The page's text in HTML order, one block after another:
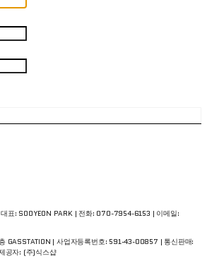
표: SOOYEON PARK | 전화: 070-7954-6153 | 이메일:
GASSTATION | 사업자등록번호: 591-43-00857 | 통신판매:
공자: (주)식스샵